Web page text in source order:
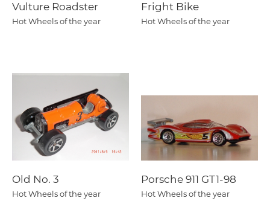
Vulture Roadster
Hot Wheels of the year
Fright Bike
Hot Wheels of the year
Old No. 3
Hot Wheels of the year
Porsche 911 GT1-98
Hot Wheels of the year